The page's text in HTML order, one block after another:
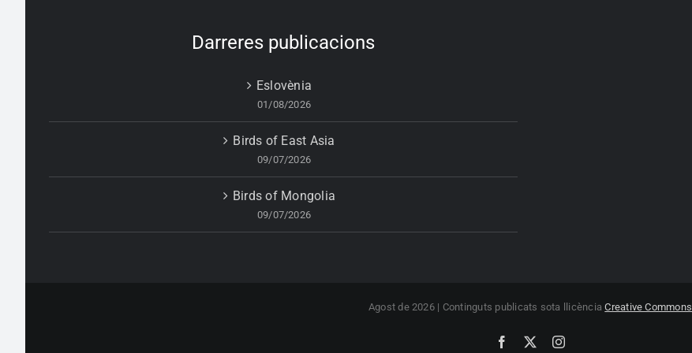
Darreres publicacions
Eslovènia
01/08/2026
Birds of East Asia
09/07/2026
Birds of Mongolia
09/07/2026
Agost de 2026 | Continguts publicats sota llicènciaCreative Commons
Facebook Instagram